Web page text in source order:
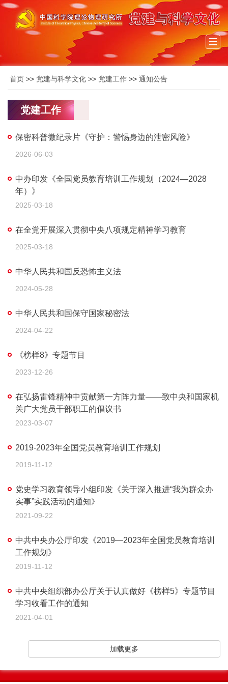
首页 >> 党建与科学文化 >> 党建工作 >> 通知公告
党建工作
保密科普微纪录片《守护：警惕身边的泄密风险》
2026-06-03
中办印发《全国党员教育培训工作规划（2024—2028
年）》
2025-03-18
在全党开展深入贯彻中央八项规定精神学习教育
2025-03-18
中华人民共和国反恐怖主义法
2024-05-28
中华人民共和国保守国家秘密法
2024-04-22
《榜样8》专题节目
2023-12-26
在弘扬雷锋精神中贡献第一方阵力量——致中央和国家机
关广大党员干部职工的倡议书
2023-03-07
2019-2023年全国党员教育培训工作规划
2019-11-12
党史学习教育领导小组印发《关于深入推进“我为群众办
实事”实践活动的通知》
2021-09-22
中共中央办公厅印发《2019—2023年全国党员教育培训
工作规划》
2019-11-12
中共中央组织部办公厅关于认真做好《榜样5》专题节目
学习收看工作的通知
2021-04-01
加载更多